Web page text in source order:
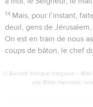
14 Mais, pour l’instant,
deuil, gens de
On est en train de nous
coups de bâton, le chef
© Société biblique française –
une Bible imprimée,